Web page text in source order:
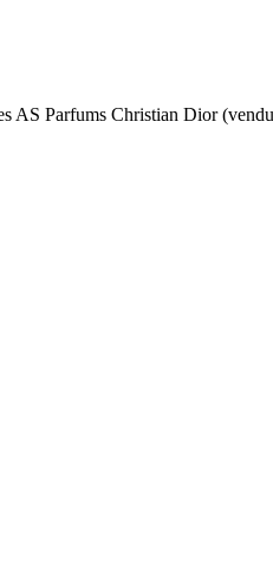
AS Parfums Christian Dior